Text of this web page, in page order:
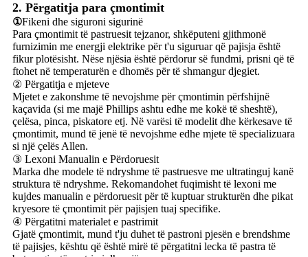
2. Përgatitja para çmontimit
①Fikeni dhe siguroni sigurinë
Para çmontimit të pastruesit tejzanor, shkëputeni gjithmonë
furnizimin me energji elektrike për t'u siguruar që pajisja është
fikur plotësisht. Nëse njësia është përdorur së fundmi, prisni që të
ftohet në temperaturën e dhomës për të shmangur djegiet.
② Përgatitja e mjeteve
Mjetet e zakonshme të nevojshme për çmontimin përfshijnë
kaçavida (si me majë Phillips ashtu edhe me kokë të sheshtë),
çelësa, pinca, piskatore etj. Në varësi të modelit dhe kërkesave të
çmontimit, mund të jenë të nevojshme edhe mjete të specializuara
si një çelës Allen.
③ Lexoni Manualin e Përdoruesit
Marka dhe modele të ndryshme të pastruesve me ultratinguj kanë
struktura të ndryshme. Rekomandohet fuqimisht të lexoni me
kujdes manualin e përdoruesit për të kuptuar strukturën dhe pikat
kryesore të çmontimit për pajisjen tuaj specifike.
④ Përgatitni materialet e pastrimit
Gjatë çmontimit, mund t'ju duhet të pastroni pjesën e brendshme
të pajisjes, kështu që është mirë të përgatitni lecka të pastra të